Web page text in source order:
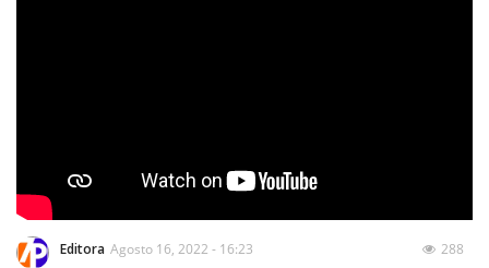
Espectáculos
Editora Agosto 16, 2022 - 16:23 288